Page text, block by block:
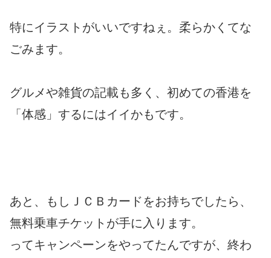
特にイラストがいいですねぇ。柔らかくてな
ごみます。
グルメや雑貨の記載も多く、初めての香港を
「体感」するにはイイかもです。
あと、もしＪＣＢカードをお持ちでしたら、
無料乗車チケットが手に入ります。
ってキャンペーンをやってたんですが、終わ